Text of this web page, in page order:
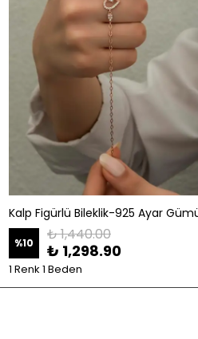
Kalp Figürlü Bileklik-925 Ayar
%10 ₺ 1,440.00
₺ 1,298.90
1 Renk 1 Beden